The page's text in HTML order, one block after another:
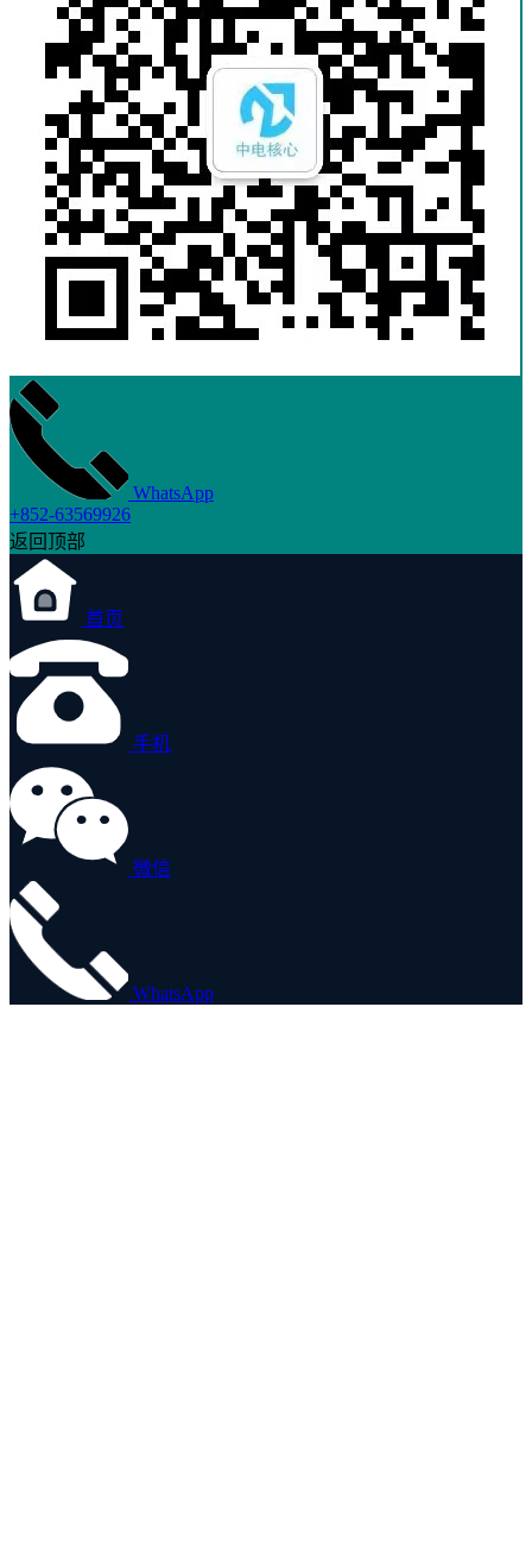
WhatsApp
+852-63569926
返回顶部
首页
手机
微信
WhatsApp